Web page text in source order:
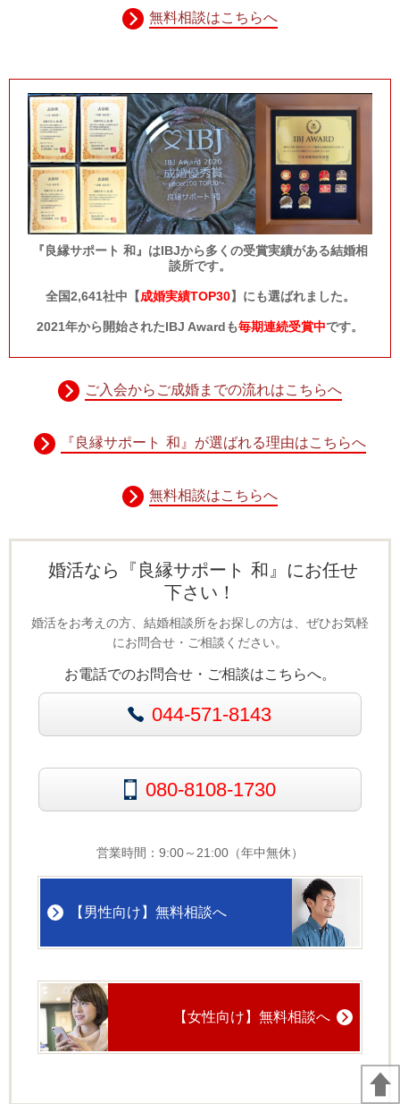
無料相談はこちらへ
『良縁サポート 和』はIBJから多くの受賞実績がある結婚相
談所です。
全国2,641社中【成婚実績TOP30】にも選ばれました。
2021年から開始されたIBJ Awardも毎期連続受賞中です。
ご入会からご成婚までの流れはこちらへ
『良縁サポート 和』が選ばれる理由はこちらへ
無料相談はこちらへ
婚活なら『良縁サポート 和』にお任せ
下さい！
婚活をお考えの方、結婚相談所をお探しの方は、ぜひお気軽
にお問合せ・ご相談ください。
お電話でのお問合せ・ご相談はこちらへ。
044-571-8143
080-8108-1730
営業時間：9:00～21:00（年中無休）
【男性向け】無料相談へ
【女性向け】無料相談へ